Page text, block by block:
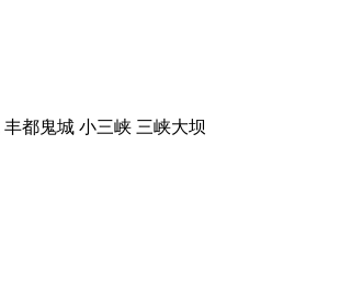
都鬼城 小三峡 三峡大坝